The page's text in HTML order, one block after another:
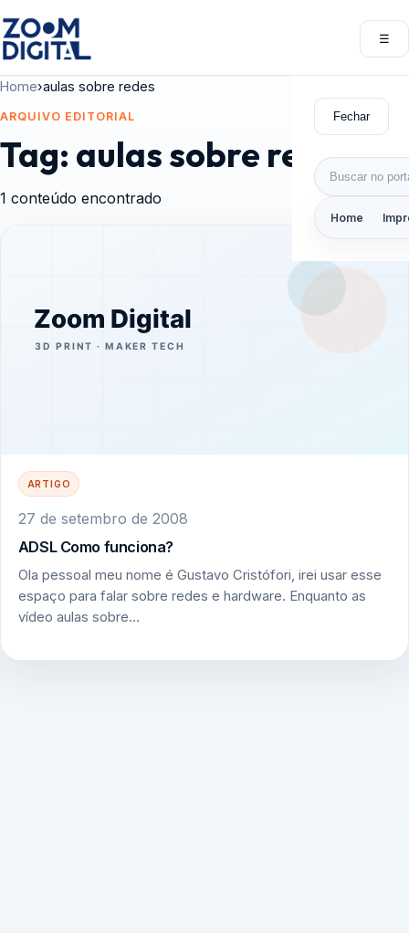
☰
Fechar
Buscar por:
Home
Home›aulas sobre redes
ARQUIVO EDITORIAL
Tag: aulas sobre redes
1 conteúdo encontrado
ARTIGO
27 de setembro de 2008
ADSL Como funciona?
Ola pessoal meu nome é Gustavo Cristófori, irei usar esse
espaço para falar sobre redes e hardware. Enquanto as
vídeo aulas sobre…